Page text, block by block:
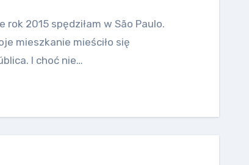
2015 spędziłam w São Paulo.
mieszkanie mieściło się
I choć nie…